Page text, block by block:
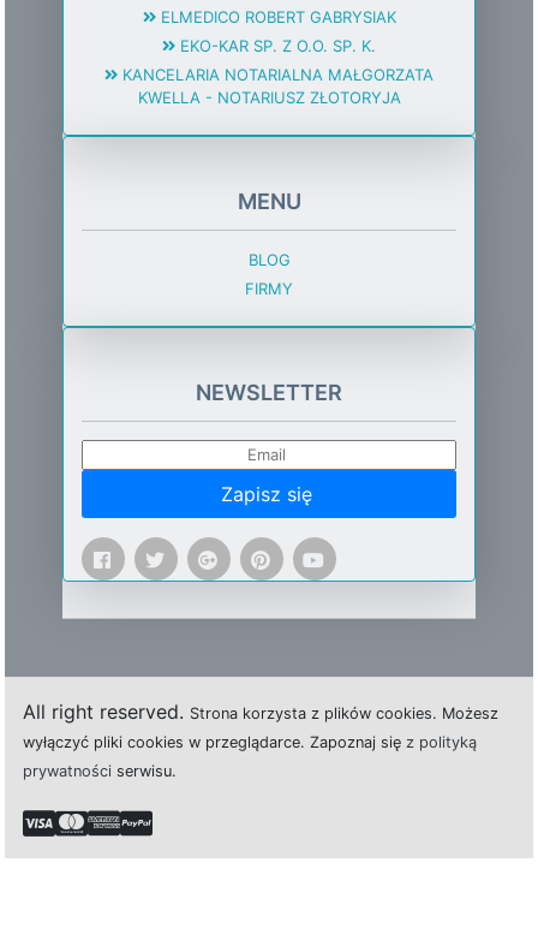
ELMEDICO ROBERT GABRYSIAK
EKO-KAR SP. Z O.O. SP. K.
KANCELARIA NOTARIALNA MAŁGORZATA
KWELLA - NOTARIUSZ ZŁOTORYJA
MENU
BLOG
FIRMY
NEWSLETTER
Zapisz się
All right reserved. Strona korzysta z plików cookies. Możesz
wyłączyć pliki cookies w przeglądarce. Zapoznaj się z polityką
prywatności serwisu.